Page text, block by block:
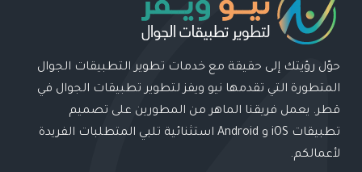
حوّل رؤيتك إلى حقيقة مع خدمات تطوير التطبيقات الجوال
المتطورة التي تقدمها نيو ويفز لتطوير تطبيقات الجوال في
قطر. يعمل فريقنا الماهر من المطورين على تصميم
تطبيقات iOS و Android استثنائية تلبي المتطلبات الفريدة
لأعمالكم.